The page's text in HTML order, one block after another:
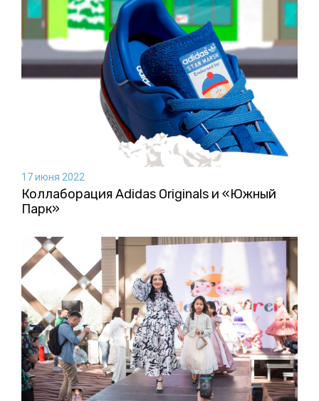
17 июня 2022
Коллаборация Аdidas Originals и «Южный
Парк»